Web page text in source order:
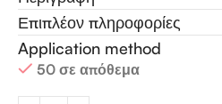
Επιπλέον πληροφορίες
Application method
50 σε απόθεμα